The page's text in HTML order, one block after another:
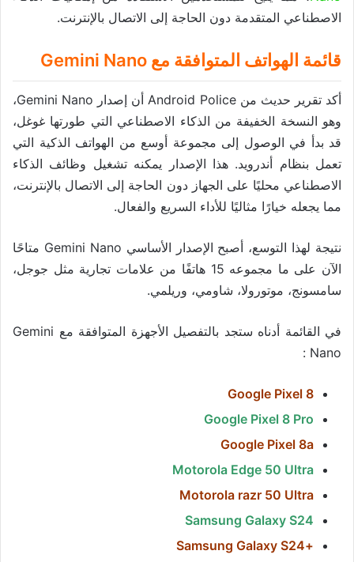
الاصطناعي المتقدمة دون الحاجة إلى الاتصال بالإنترنت.
قائمة الهواتف المتوافقة مع Gemini Nano
أكد تقرير حديث من Android Police أن إصدار Gemini Nano،
وهو النسخة الخفيفة من الذكاء الاصطناعي التي طورتها غوغل،
قد بدأ في الوصول إلى مجموعة أوسع من الهواتف الذكية التي
تعمل بنظام أندرويد. هذا الإصدار يمكنه تشغيل وظائف الذكاء
الاصطناعي محليًا على الجهاز دون الحاجة إلى الاتصال بالإنترنت،
مما يجعله خيارًا مثاليًا للأداء السريع والفعال.
نتيجة لهذا التوسع، أصبح الإصدار الأساسي Gemini Nano متاحًا
الآن على ما مجموعه 15 هاتفًا من علامات تجارية مثل جوجل،
سامسونج، موتورولا، شاومي، وريلمي.
في القائمة أدناه ستجد بالتفصيل الأجهزة المتوافقة مع Gemini
Nano :
Google Pixel 8
Google Pixel 8 Pro
Google Pixel 8a
Motorola Edge 50 Ultra
Motorola razr 50 Ultra
Samsung Galaxy S24
+Samsung Galaxy S24